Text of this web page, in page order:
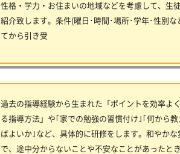
性格・学力・お住まいの地域などを考慮して、生
紹介致します。条件(曜日･時間･場所･学年･性別な
てから引き受
過去の指導経験から生まれた「ポイントを効率よ
る指導方法」や｢家での勉強の習慣付け｣｢何から教
ばよいか｣など、具体的に研修をします。和やかな
で、途中分からないことや不安なことがあったと